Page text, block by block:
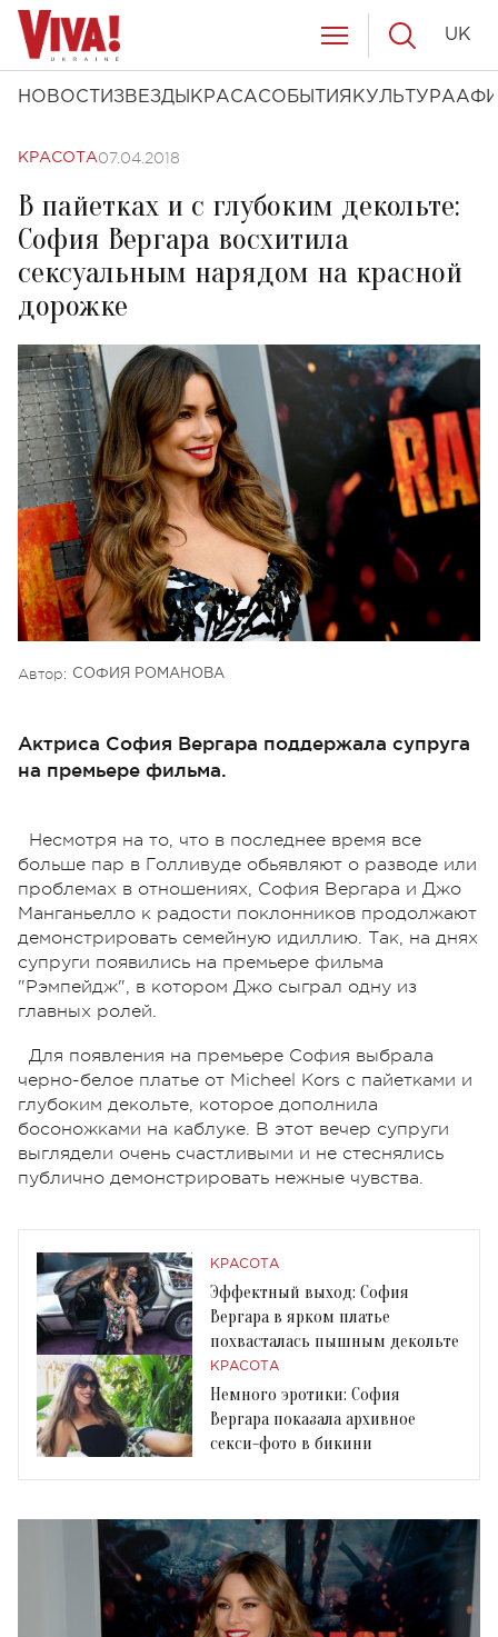
НОВОСТИ ЗВЕЗДЫ КРАСАСОБЫТИЯ КУЛЬТУРА
UK
КРАСОТА07.04.2018
В пайетках и с глубоким декольте:
София Вергара восхитила
сексуальным нарядом на красной
дорожке
Автор: СОФИЯ РОМАНОВА
Актриса София Вергара поддержала супруга
на премьере фильма.
Несмотря на то, что в последнее время все
больше пар в Голливуде обьявляют о разводе или
проблемах в отношениях, София Вергара и Джо
Манганьелло к радости поклонников продолжают
демонстрировать семейную идиллию. Так, на днях
супруги появились на премьере фильма
"Рэмпейдж", в котором Джо сыграл одну из
главных ролей.
Для появления на премьере София выбрала
черно-белое платье от Micheel Kors с пайетками и
глубоким декольте, которое дополнила
босоножками на каблуке. В этот вечер супруги
выглядели очень счастливыми и не стеснялись
публично демонстрировать нежные чувства.
КРАСОТА
Эффектный выход: София
Вергара в ярком платье
похвасталась пышным декольте
КРАСОТА
Немного эротики: София
Вергара показала архивное
секси-фото в бикини